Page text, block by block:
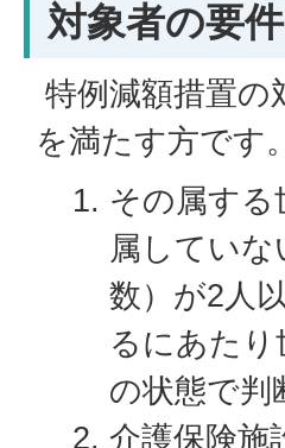
対象者の要件
特例減額措置の
を満たす方です。
その属する
属してい
数）が2人
るにあた
の状態で判
介護保険施